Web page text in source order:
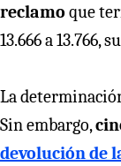
reclamo que
13.666 a 13.766,
La
Sin embargo,
devolución de